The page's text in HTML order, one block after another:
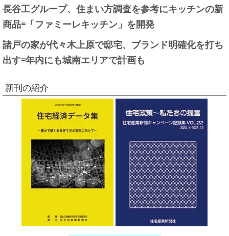
長谷工グループ、住まい方調査を参考にキッチンの新
商品=「ファミーレキッチン」を開発
諸戸の家が代々木上原で邸宅、ブランド明確化を打ち
出す=年内にも城南エリアで計画も
新刊の紹介